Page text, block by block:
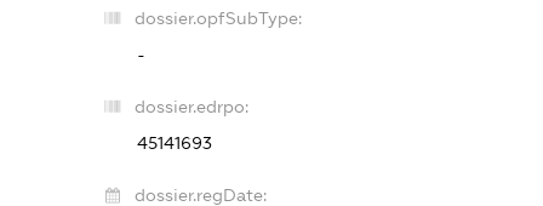
dossier.opfSubType:
-
dossier.edrpo:
45141693
dossier.regDate: